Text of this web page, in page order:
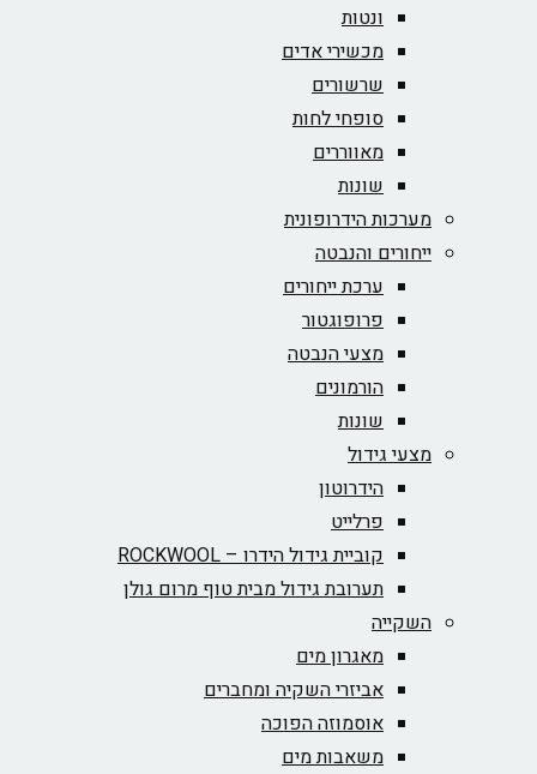
ונטות
מכשירי אדים
שרשורים
סופחי לחות
מאווררים
שונות
מערכות הידרופונית
ייחורים והנבטה
ערכת ייחורים
פרופוגטור
מצעי הנבטה
הורמונים
שונות
מצעי גידול
הידרוטון
פרלייט
קוביית גידול הידרו – ROCKWOOL‏
תערובת גידול מבית טוף מרום גולן
השקייה
מאגרון מים
אביזרי השקיה ומחברים
אוסמוזה הפוכה
משאבות מים